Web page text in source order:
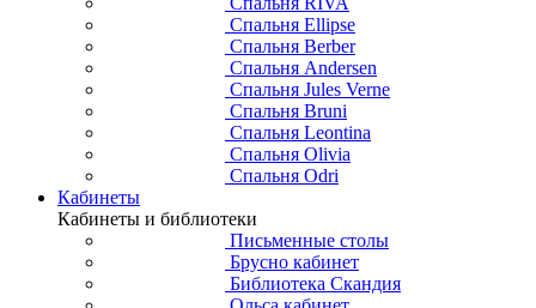
Спальня Ellipse
Спальня Berber
Спальня Andersen
Спальня Jules Verne
Спальня Bruni
Спальня Leontina
Спальня Olivia
Спальня Odri
Кабинеты
Кабинеты и библиотеки
Письменные столы
Брусно кабинет
Библиотека Скандия